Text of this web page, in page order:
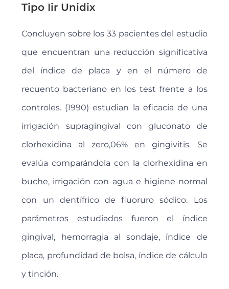
Tipo Iir Unidix
Concluyen sobre los 33 pacientes del estudio
que encuentran una reducción significativa
del índice de placa y en el número de
recuento bacteriano en los test frente a los
controles. (1990) estudian la eficacia de una
irrigación supragingival con gluconato de
clorhexidina al zero,06% en gingivitis. Se
evalúa comparándola con la clorhexidina en
buche, irrigación con agua e higiene normal
con un dentífrico de fluoruro sódico. Los
parámetros estudiados fueron el índice
gingival, hemorragia al sondaje, índice de
placa, profundidad de bolsa, índice de cálculo
y tinción.